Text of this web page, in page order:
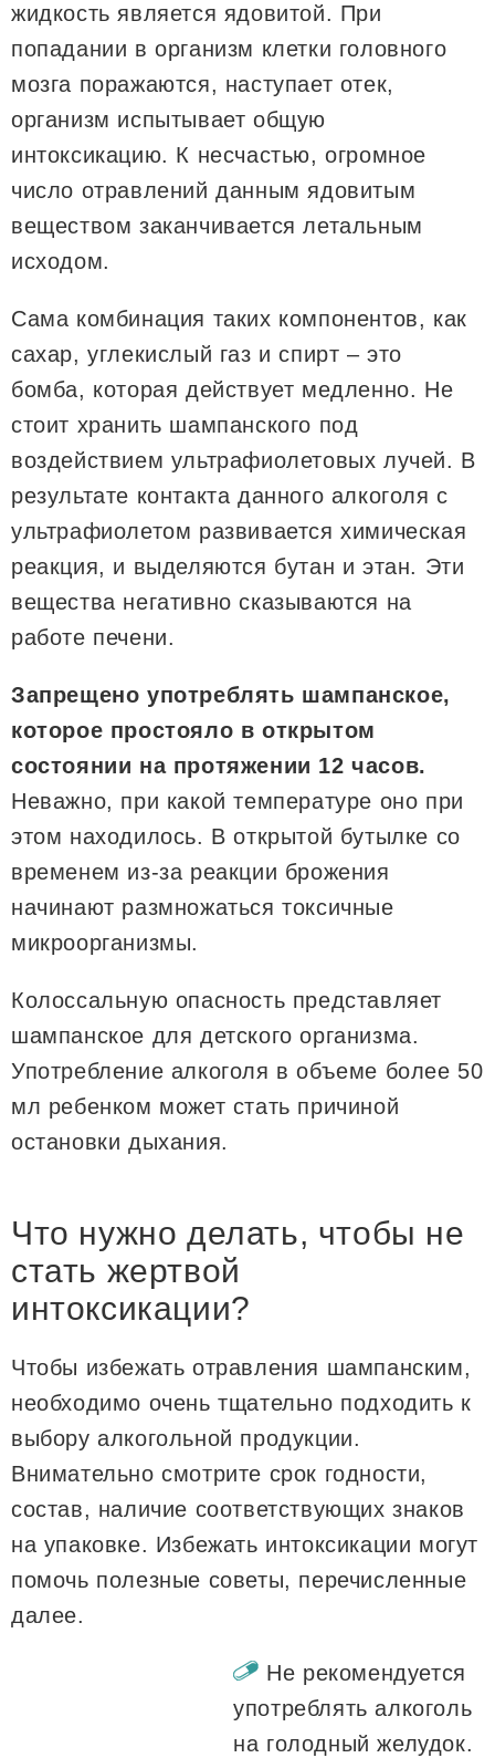
жидкость является ядовитой. При
попадании в организм клетки головного
мозга поражаются, наступает отек,
организм испытывает общую
интоксикацию. К несчастью, огромное
число отравлений данным ядовитым
веществом заканчивается летальным
исходом.
Сама комбинация таких компонентов, как
сахар, углекислый газ и спирт – это
бомба, которая действует медленно. Не
стоит хранить шампанского под
воздействием ультрафиолетовых лучей. В
результате контакта данного алкоголя с
ультрафиолетом развивается химическая
реакция, и выделяются бутан и этан. Эти
вещества негативно сказываются на
работе печени.
Запрещено употреблять шампанское,
которое простояло в открытом
состоянии на протяжении 12 часов.
Неважно, при какой температуре оно при
этом находилось. В открытой бутылке со
временем из-за реакции брожения
начинают размножаться токсичные
микроорганизмы.
Колоссальную опасность представляет
шампанское для детского организма.
Употребление алкоголя в объеме более 50
мл ребенком может стать причиной
остановки дыхания.
Что нужно делать, чтобы не
стать жертвой
интоксикации?
Чтобы избежать отравления шампанским,
необходимо очень тщательно подходить к
выбору алкогольной продукции.
Внимательно смотрите срок годности,
состав, наличие соответствующих знаков
на упаковке. Избежать интоксикации могут
помочь полезные советы, перечисленные
далее.
Не рекомендуется
употреблять алкоголь
на голодный желудок.